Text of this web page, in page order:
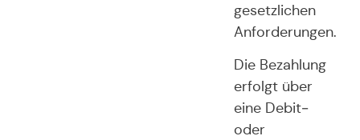
gesetzlichen
Anforderungen.
Die Bezahlung
erfolgt über
eine Debit‑
oder